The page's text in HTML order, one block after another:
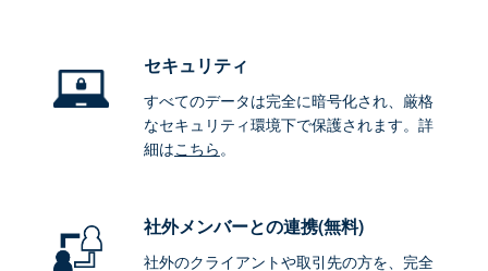
セキュリティ
すべてのデータは完全に暗号化され、厳格
なセキュリティ環境下で保護されます。詳
細はこちら。
社外メンバーとの連携(無料)
社外のクライアントや取引先の方を、完全